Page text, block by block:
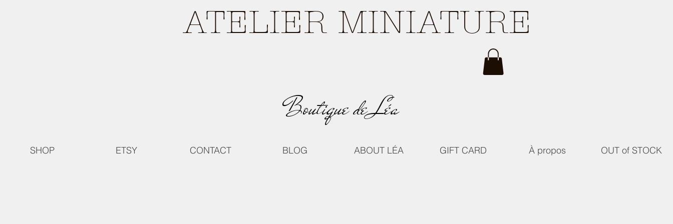
ATELIER MINIATURE
Boutique de Léa
SHOP ETSY CONTACT BLOG ABOUT LÉA GIFT CARD À propos OUT of STOCK